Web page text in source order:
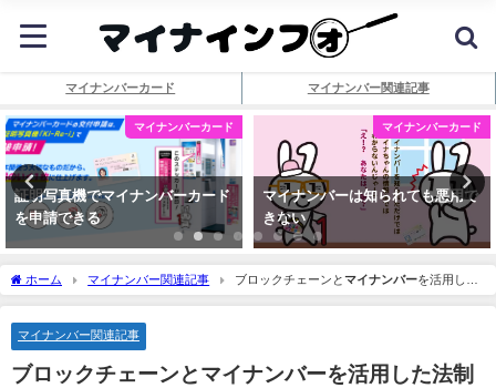
マイナンバーカード マイナンバー関連記事
マイナンバーカード
証明写真機でマイナンバーカード
を申請できる
マイナンバーカード
マイナンバーは知られても悪用で
きない
ホーム マイナンバー関連記事 ブロックチェーンとマイナンバーを活用した
法制度のデザイン
マイナンバー関連記事
ブロックチェーンと マイナンバーを活用した法制